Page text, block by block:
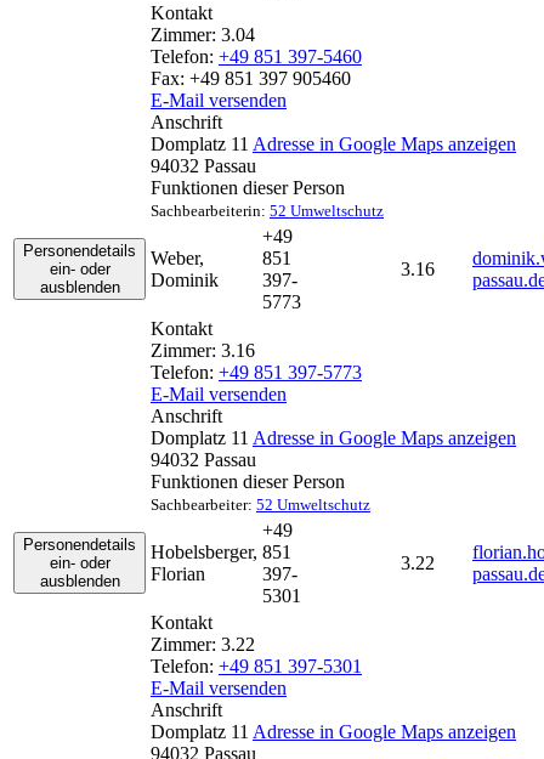
Kontakt
Zimmer: 3.04
Telefon: +49 851 397-5460
Fax: +49 851 397 905460
E-Mail versenden
Anschrift
Domplatz 11 Adresse in Google Maps anzeigen
94032 Passau
Funktionen dieser Person
Sachbearbeiterin: 52 Umweltschutz
Personendetails
ein- oder
ausblenden
Weber,
Dominik
+49
851
397-
5773
3.16
Kontakt
Zimmer: 3.16
Telefon: +49 851 397-5773
E-Mail versenden
Anschrift
Domplatz 11 Adresse in Google Maps anzeigen
94032 Passau
Funktionen dieser Person
Sachbearbeiter: 52 Umweltschutz
Personendetails
ein- oder
ausblenden
Hobelsberger,
Florian
+49
851
397-
5301
3.22
Kontakt
Zimmer: 3.22
Telefon: +49 851 397-5301
E-Mail versenden
Anschrift
Domplatz 11 Adresse in Google Maps anzeigen
94032 Passau